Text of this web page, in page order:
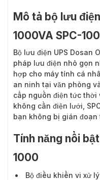
Mô tả bộ lưu
1000VA SPC-
Bộ lưu điện UPS Dosan
pháp lưu điện nhỏ gọn
hợp cho máy tính cá
an ninh tại văn phòng
cấp nguồn điện tức thời
không cần điện lưới,
bạn không bị gián
Tính năng nổi
1000
Bộ điều khiển vi xử